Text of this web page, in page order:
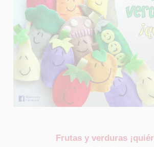
Frutas y verduras